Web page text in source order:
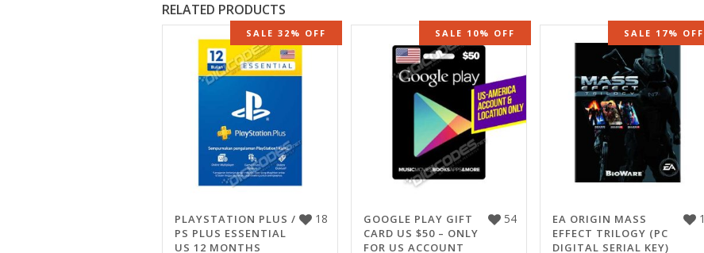
RELATED PRODUCTS
SALE 32% OFF
18
PLAYSTATION PLUS /
PS PLUS ESSENTIAL
US 12 MONTHS
SALE 10% OFF
54
GOOGLE PLAY GIFT
CARD US $50 – ONLY
FOR US ACCOUNT
SALE 17% OFF
1
EA ORIGIN MASS
EFFECT TRILOGY (PC
DIGITAL SERIAL KEY)